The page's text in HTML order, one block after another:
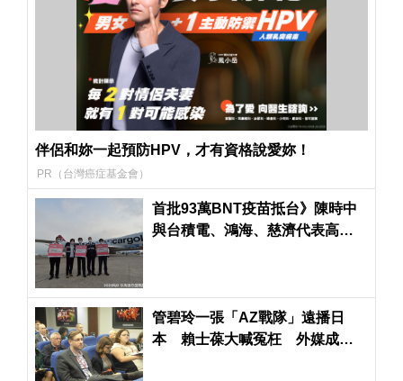
伴侶和妳一起預防HPV，才有資格說愛妳！
PR（台灣癌症基金會）
首批93萬BNT疫苗抵台》陳時中
與台積電、鴻海、慈濟代表高舉
管碧玲一張「AZ戰隊」遠播日
本 賴士葆大喊冤枉 外媒成藍